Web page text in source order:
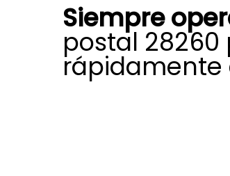
Siempre
postal
rápidamente